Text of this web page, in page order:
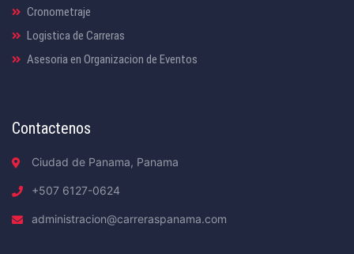
Cronometraje
Logistica de Carreras
Asesoria en Organizacion de Eventos
Contactenos
Ciudad de Panama, Panama
+507 6127-0624
administracion@carreraspanama.com